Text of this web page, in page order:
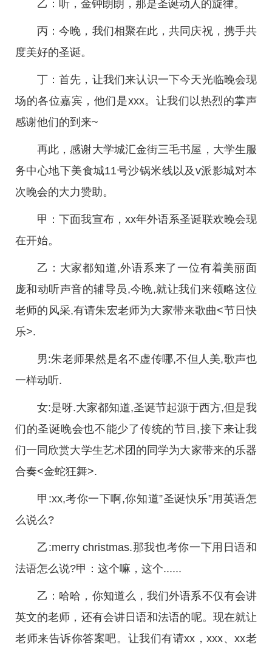
乙：听，金钟朗朗，那是圣诞动人的旋律。
丙：今晚，我们相聚在此，共同庆祝，携手共
度美好的圣诞。
丁：首先，让我们来认识一下今天光临晚会现
场的各位嘉宾，他们是xxx。让我们以热烈的掌声
感谢他们的到来~
再此，感谢大学城汇金街三毛书屋，大学生服
务中心地下美食城11号沙锅米线以及v派影城对本
次晚会的大力赞助。
甲：下面我宣布，xx年外语系圣诞联欢晚会现
在开始。
乙：大家都知道,外语系来了一位有着美丽面
庞和动听声音的辅导员,今晚,就让我们来领略这位
老师的风采,有请朱宏老师为大家带来歌曲<节日快
乐>.
男:朱老师果然是名不虚传哪,不但人美,歌声也
一样动听.
女:是呀.大家都知道,圣诞节起源于西方,但是我
们的圣诞晚会也不能少了传统的节目,接下来让我
们一同欣赏大学生艺术团的同学为大家带来的乐器
合奏<金蛇狂舞>.
甲:xx,考你一下啊,你知道”圣诞快乐”用英语怎
么说么?
乙:merry christmas.那我也考你一下用日语和
法语怎么说?甲：这个嘛，这个......
乙：哈哈，你知道么，我们外语系不仅有会讲
英文的老师，还有会讲日语和法语的呢。现在就让
老师来告诉你答案吧。让我们有请xx，xxx、xx老